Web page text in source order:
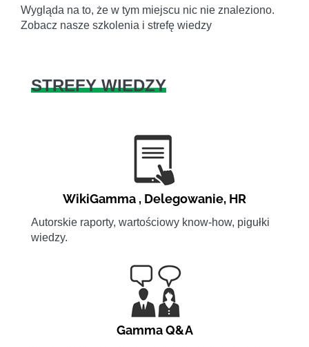
Wygląda na to, że w tym miejscu nic nie znaleziono.
Zobacz nasze szkolenia i strefę wiedzy
STREFY WIEDZY
WikiGamma , Delegowanie, HR
Autorskie raporty, wartościowy know-how, pigułki
wiedzy.
Gamma Q&A